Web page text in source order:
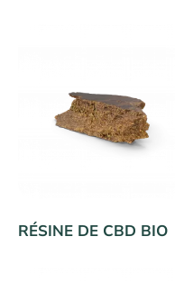
RÉSINE DE CBD BIO